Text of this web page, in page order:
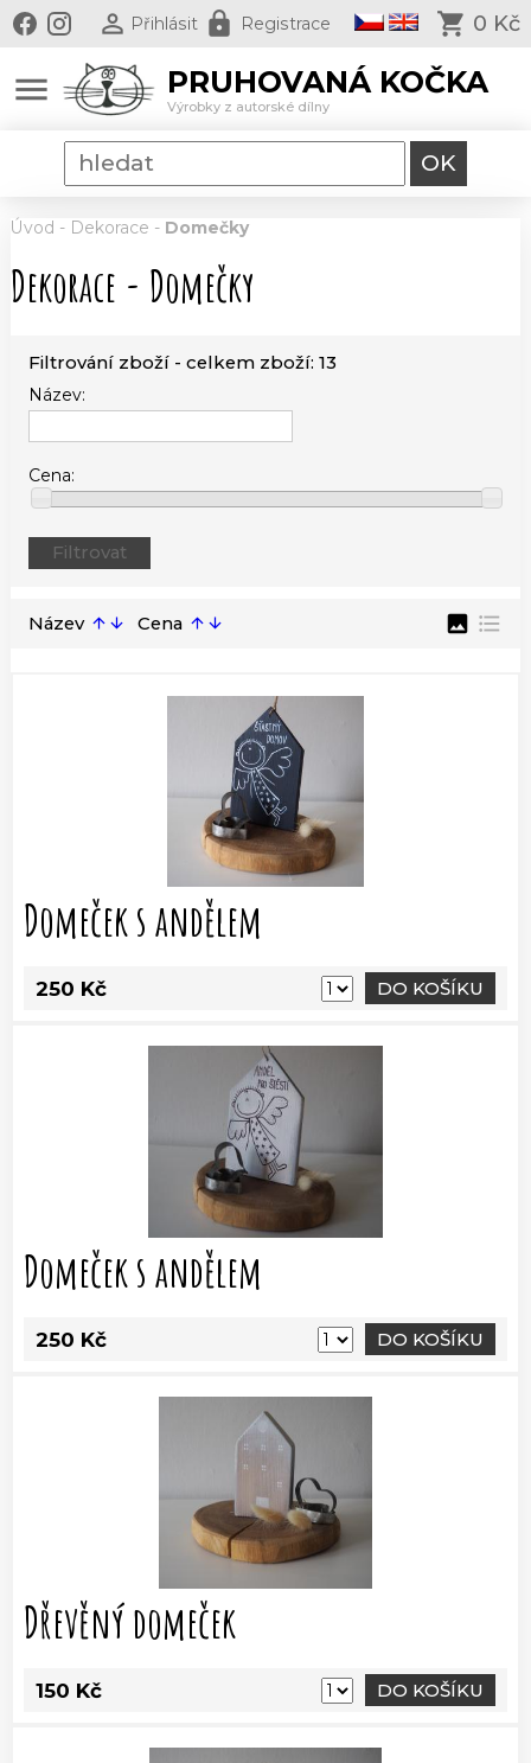
Přihlásit Registrace 0 Kč
menu PRUHOVANÁ KOČKA
Výrobky z autorské dílny
Úvod - Dekorace - Domečky
Dekorace - Domečky
Filtrování zboží - celkem zboží: 13
Název:
Cena:
Název arrow_upward arrow_downward Cena arrow_upward arrow_downward image format_list_bulleted
Domeček s andělem
250 Kč DO KOŠÍKU
Domeček s andělem
250 Kč DO KOŠÍKU
Dřevěný domeček
150 Kč DO KOŠÍKU